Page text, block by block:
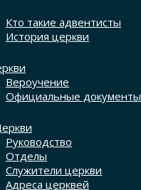
Кто такие адвентисты
История церкви
Вероучение
Официальные документы
Руководство
Отделы
Служители церкви
Адреса церквей